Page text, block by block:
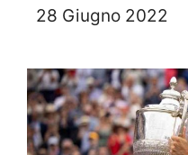
28 Giugno 2022